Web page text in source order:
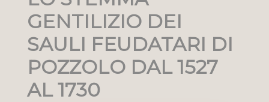
GENTILIZIO DEI
SAULI FEUDATARI DI
POZZOLO DAL 1527
AL 1730